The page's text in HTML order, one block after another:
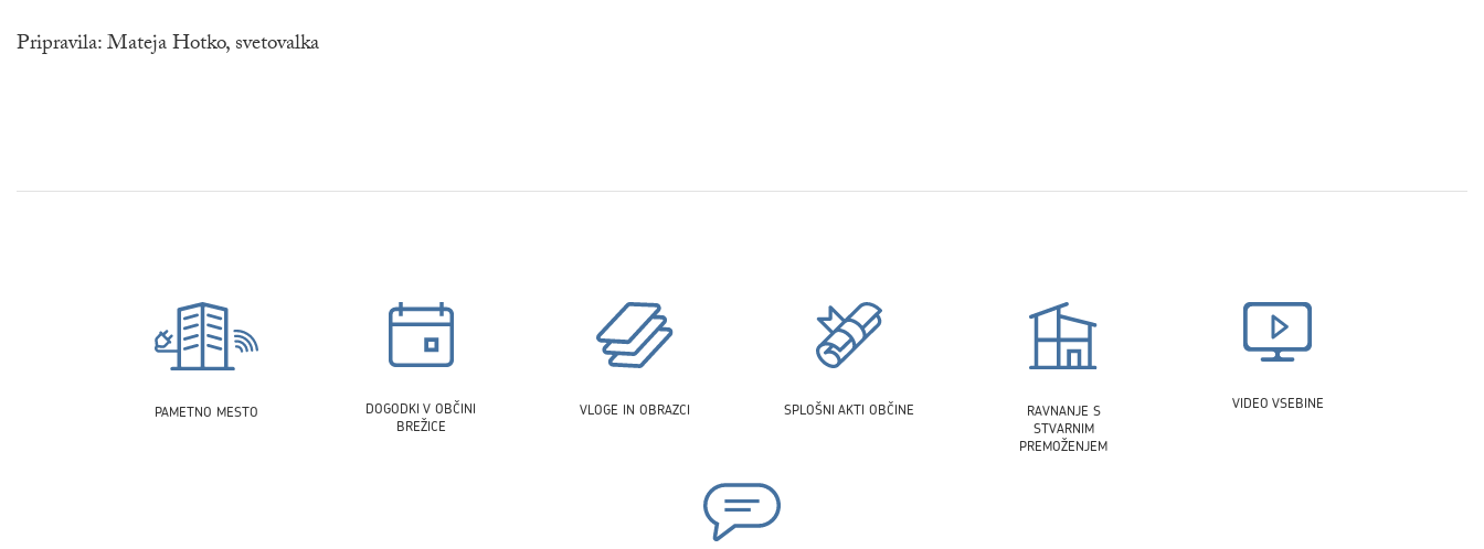
Pripravila: Mateja Hotko, svetovalka
PAMETNO MESTO
DOGODKI V OBČINI
BREŽICE
VLOGE IN OBRAZCI SPLOŠNI AKTI OBČINE
RAVNANJE S
STVARNIM
PREMOŽENJEM
VIDEO VSEBINE